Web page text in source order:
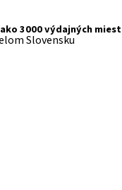
3000 výdajných miest
Slovensku